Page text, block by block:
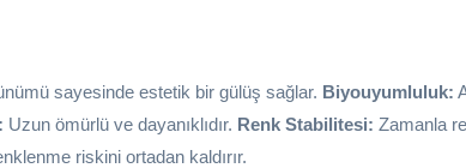
sayesinde estetik bir gülüş sağlar. Biyouyumluluk:
Uzun ömürlü ve dayanıklıdır. Renk Stabilitesi: Zamanla
riskini ortadan kaldırır.